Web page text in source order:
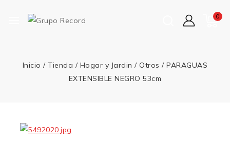
0
Inicio / Tienda / Hogar y Jardin / Otros / PARAGUAS
EXTENSIBLE NEGRO 53cm